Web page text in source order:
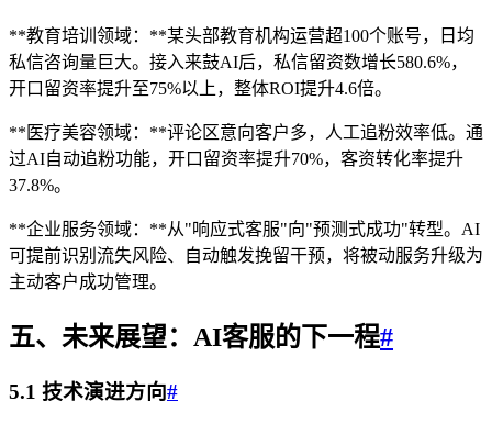
**教育培训领域：**某头部教育机构运营超100个账号，日均
私信咨询量巨大。接入来鼓AI后，私信留资数增长580.6%，
开口留资率提升至75%以上，整体ROI提升4.6倍。
**医疗美容领域：**评论区意向客户多，人工追粉效率低。通
过AI自动追粉功能，开口留资率提升70%，客资转化率提升
37.8%。
**企业服务领域：**从"响应式客服"向"预测式成功"转型。AI
可提前识别流失风险、自动触发挽留干预，将被动服务升级为
主动客户成功管理。
五、未来展望：AI客服的下一程#
5.1 技术演进方向#